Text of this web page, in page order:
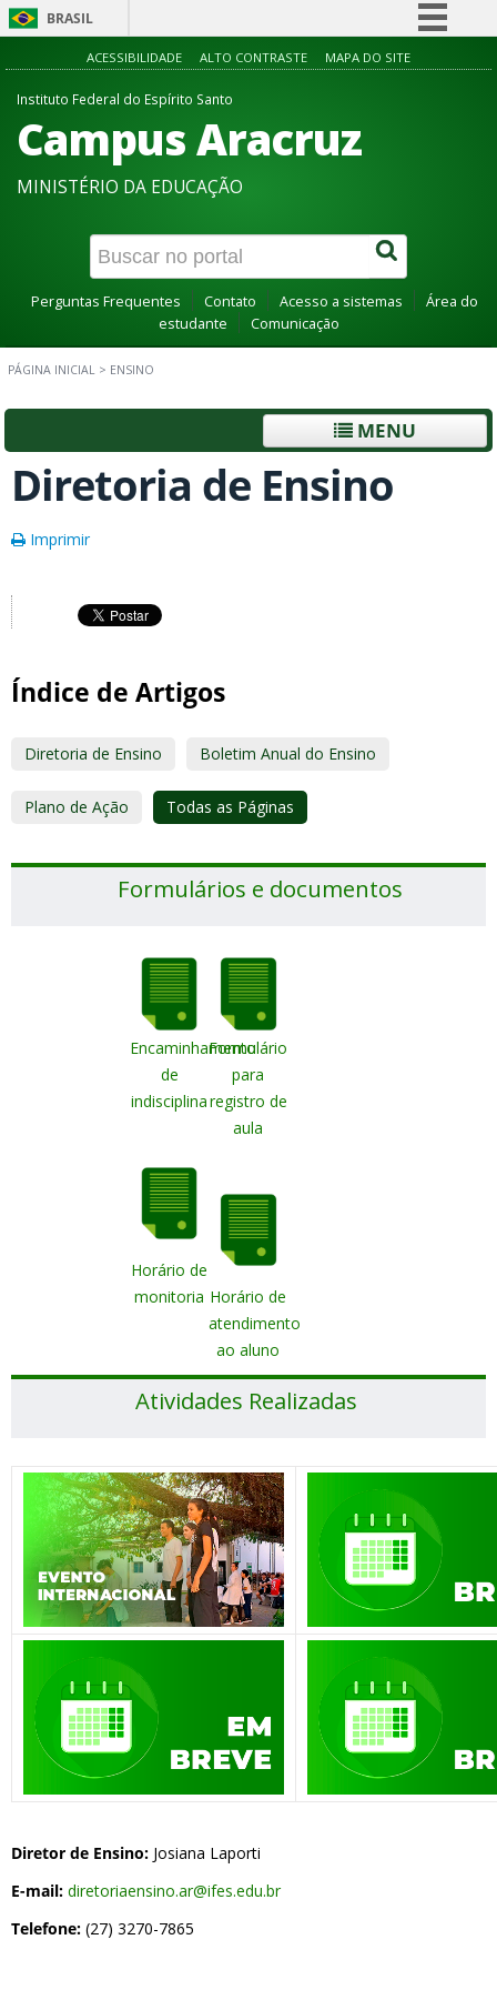
BRASIL
Simplifique!
Acesso à informação
Canais
ACESSIBILIDADE ALTO CONTRASTE MAPA DO SITE
Instituto Federal do Espírito Santo
Campus Aracruz
MINISTÉRIO DA EDUCAÇÃO
Perguntas Frequentes Contato Acesso a sistemas
Área do
estudante
Comunicação
PÁGINA INICIAL > ENSINO
MENU
Diretoria de Ensino
Imprimir
Índice de Artigos
Diretoria de Ensino Boletim Anual do Ensino
Plano de Ação Todas as Páginas
Formulários e documentos
Encaminhamento
de
indisciplina
Horário de
monitoria
Formulário
para
registro de
aula
Horário de
atendimento
ao aluno
Atividades Realizadas
Diretor de Ensino: Josiana Laporti
E-mail: diretoriaensino.ar@ifes.edu.br
Telefone: (27) 3270-7865